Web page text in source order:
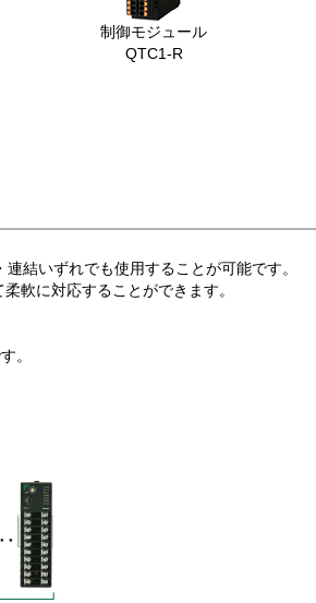
制御モジュール
QTC1-R
結いずれでも使用することが可能です。
軟に対応することができます。
。